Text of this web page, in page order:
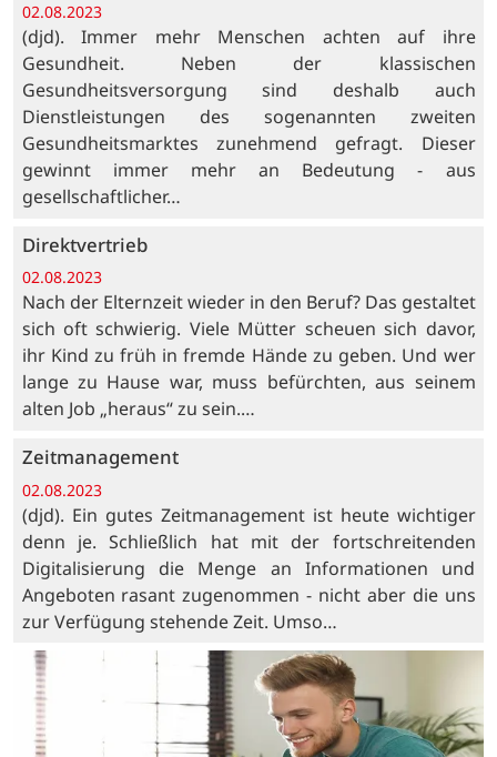
02.08.2023
(djd). Immer mehr Menschen achten auf ihre
Gesundheit. Neben der klassischen
Gesundheitsversorgung sind deshalb auch
Dienstleistungen des sogenannten zweiten
Gesundheitsmarktes zunehmend gefragt. Dieser
gewinnt immer mehr an Bedeutung - aus
gesellschaftlicher…
Direktvertrieb
02.08.2023
Nach der Elternzeit wieder in den Beruf? Das gestaltet
sich oft schwierig. Viele Mütter scheuen sich davor,
ihr Kind zu früh in fremde Hände zu geben. Und wer
lange zu Hause war, muss befürchten, aus seinem
alten Job „heraus“ zu sein.…
Zeitmanagement
02.08.2023
(djd). Ein gutes Zeitmanagement ist heute wichtiger
denn je. Schließlich hat mit der fortschreitenden
Digitalisierung die Menge an Informationen und
Angeboten rasant zugenommen - nicht aber die uns
zur Verfügung stehende Zeit. Umso…